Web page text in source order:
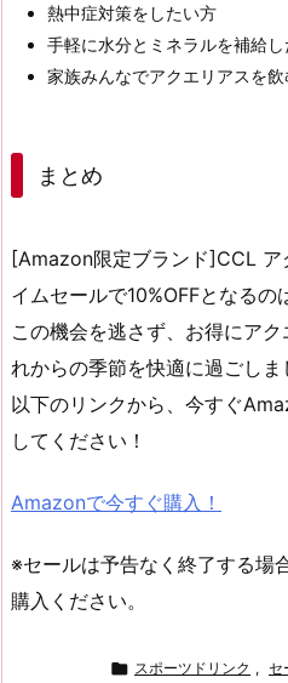
熱中症対策をしたい方
手軽に水分とミネラルを補給
家族みんなでアクエリアスを
まとめ
[Amazon限定ブランド]CCL
イムセールで10%OFFとなるの
この機会を逃さず、お得にア
れからの季節を快適に過ごしま
以下のリンクから、今すぐ
してください！
Amazonで今すぐ購入！
※セールは予告なく終了する場
購入ください。
 スポーツドリンク , セ